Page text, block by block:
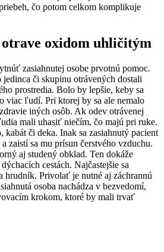
čo potom celkom komplikuje
oxidom uhličitým
zasiahnutej osobe prvotnú pomoc.
či skupinu otrávených dostali
prostredia. Bolo by lepšie, keby sa
viac ľudí. Pri ktorej by sa ale nemalo
iných osôb. Ak odev otrávenej
mali uhasiť niečím, čo majú pri ruke.
kabát či deka. Inak sa zasiahnutý pacient
zaistí sa mu prísun čerstvého vzduchu.
aj studený obklad. Ten dokáže
cestách. Najčastejšie sa
hrudník. Privolať je nutné aj záchrannú
osoba nachádza v bezvedomí,
krokom, ktoré by mali trvať